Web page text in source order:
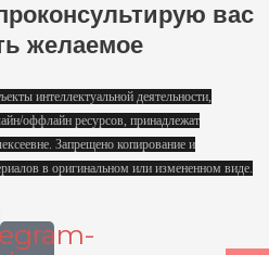
вас
желаемое
интеллектуальной деятельности,
оффлайн ресурсов, принадлежат
Запрещено копирование и
в оригинальном или измененном виде.